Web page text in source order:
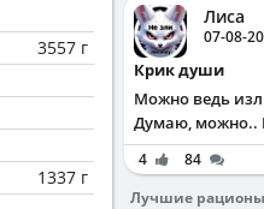
3557 г
1337 г
Лиса
07-08-
Крик души
Можно ведь
Думаю, можно..
4
84
Лучшие рационы